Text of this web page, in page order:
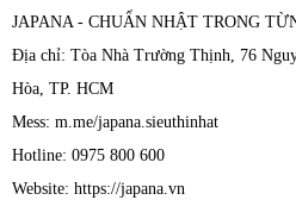
JAPANA - CHUẨN NHẬT TRONG
Địa chỉ: Tòa Nhà Trường Thịnh, 76
Hòa, TP. HCM
Mess: m.me/japana.sieuthinhat
Hotline: 0975 800 600
Website: https://japana.vn